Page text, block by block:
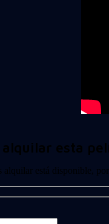
esta
alquilar está disponible,